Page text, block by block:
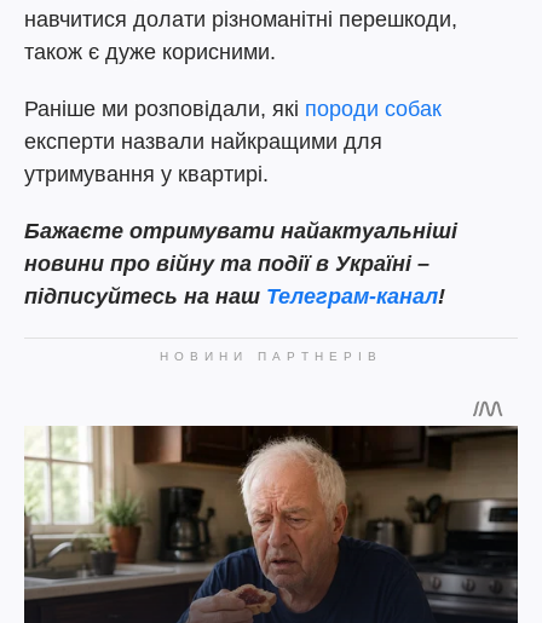
навчитися долати різноманітні перешкоди,
також є дуже корисними.
Раніше ми розповідали, які породи собак
експерти назвали найкращими для
утримування у квартирі.
Бажаєте отримувати найактуальніші
новини про війну та події в Україні –
підписуйтесь на наш Телеграм-канал!